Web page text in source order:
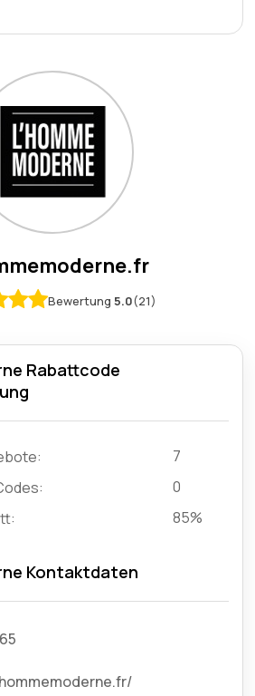
Bewertung 5.0(21)
Rabattcode
7
0
85%
Kontaktdaten